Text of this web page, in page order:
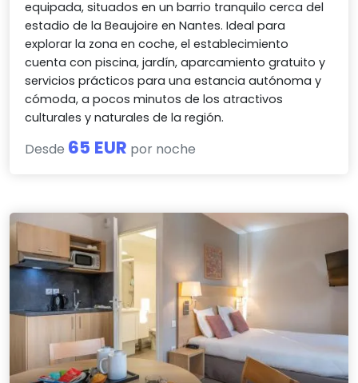
equipada, situados en un barrio tranquilo cerca del
estadio de la Beaujoire en Nantes. Ideal para
explorar la zona en coche, el establecimiento
cuenta con piscina, jardín, aparcamiento gratuito y
servicios prácticos para una estancia autónoma y
cómoda, a pocos minutos de los atractivos
culturales y naturales de la región.
Desde 65 EUR por noche